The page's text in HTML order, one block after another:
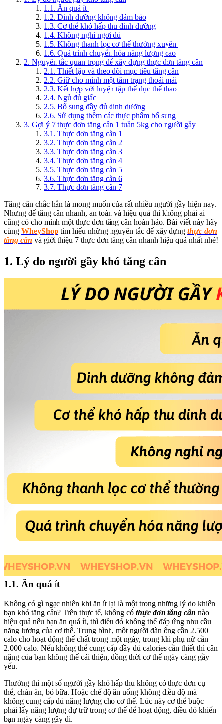
1.1. Ăn quá ít
1.2. Dinh dưỡng không đảm bảo
1.3. Cơ thể khó hấp thu dinh dưỡng
1.4. Không nghỉ ngơi đủ
1.5. Không thanh lọc cơ thể thường xuyên
1.6. Quá trình chuyển hóa năng lượng cao
2. Nguyên tắc quan trọng để xây dựng thực đơn tăng cân
2.1. Thiết lập và theo dõi mục tiêu tăng cân
2.2. Giữ cho mình một tâm trạng thoải mái
2.3. Kết hợp với luyện tập thể dục thể thao
2.4. Ngủ đủ giấc
2.5. Bổ sung đầy đủ dinh dưỡng
2.6. Sử dụng thêm các thực phẩm bổ sung
3. Gợi ý 7 thực đơn tăng cân 1 tuần 5kg cho người gầy
3.1. Thực đơn tăng cân 1
3.2. Thực đơn tăng cân 2
3.3. Thực đơn tăng cân 3
3.4. Thực đơn tăng cân 4
3.5. Thực đơn tăng cân 5
3.6. Thực đơn tăng cân 6
3.7. Thực đơn tăng cân 7
Tăng cân chắc hẳn là mong muốn của rất nhiều người gầy hiện nay.
Nhưng để tăng cân nhanh, an toàn và hiệu quả thì không phải ai
cũng có cho mình một thực đơn tăng cân hoàn hảo. Bài viết này hãy
cùng WheyShop tìm hiểu những nguyên tắc để xây dựng thực đơn
tăng cân và giới thiệu 7 thực đơn tăng cân nhanh hiệu quả nhất nhé!
1. Lý do người gầy khó tăng cân
1.1. Ăn quá ít
Không có gì ngạc nhiên khi ăn ít lại là một trong những lý do khiến
bạn khó tăng cân? Trên thực tế, không có thực đơn tăng cân nào
hiệu quả nếu bạn ăn quá ít, thì điều đó không thể đáp ứng nhu cầu
năng lượng của cơ thể. Trung bình, một người đàn ông cần 2.500
calo cho hoạt động thể chất trong một ngày, trong khi phụ nữ cần
2.000 calo. Nếu không thể cung cấp đầy đủ calories cần thiết thì cân
nặng của bạn không thể cải thiện, đồng thời cơ thể ngày càng gầy
yếu.
Thường thì một số người gầy khó hấp thu không có thực đơn cụ
thể, chán ăn, bỏ bữa. Hoặc chế độ ăn uống không điều độ mà
không cung cấp đủ năng lượng cho cơ thể. Lúc này cơ thể buộc
phải lấy năng lượng dự trữ trong cơ thể để hoạt động, điều đó khiến
bạn ngày càng gầy đi.